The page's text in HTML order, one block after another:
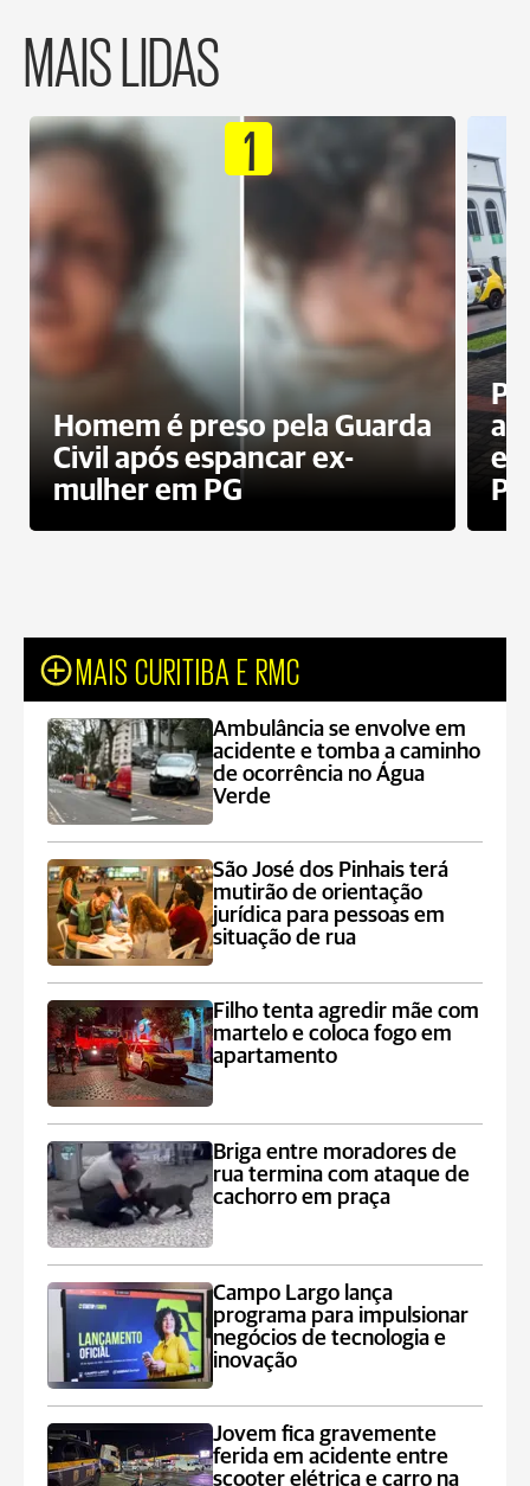
MAIS LIDAS
1
Homem é preso pela Guarda
Civil após espancar ex-
mulher em PG
MAIS CURITIBA E RMC
Ambulância se envolve em
acidente e tomba a caminho
de ocorrência no Água
Verde
São José dos Pinhais terá
mutirão de orientação
jurídica para pessoas em
situação de rua
Filho tenta agredir mãe com
martelo e coloca fogo em
apartamento
Briga entre moradores de
rua termina com ataque de
cachorro em praça
Campo Largo lança
programa para impulsionar
negócios de tecnologia e
inovação
Jovem fica gravemente
ferida em acidente entre
scooter elétrica e carro na